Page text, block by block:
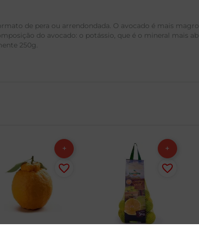
de pera ou arrendondada. O avocado é mais
do avocado: o potássio, que é o mineral mais
250g.